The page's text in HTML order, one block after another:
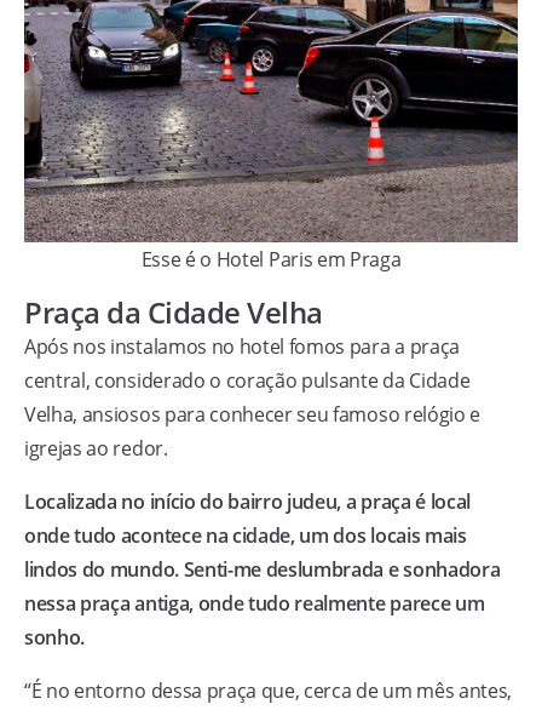
Esse é o Hotel Paris em Praga
Praça da Cidade Velha
Após nos instalamos no hotel fomos para a praça
central, considerado o coração pulsante da Cidade
Velha, ansiosos para conhecer seu famoso relógio e
igrejas ao redor.
Localizada no início do bairro judeu, a praça é local
onde tudo acontece na cidade, um dos locais mais
lindos do mundo. Senti-me deslumbrada e sonhadora
nessa praça antiga, onde tudo realmente parece um
sonho.
“É no entorno dessa praça que, cerca de um mês antes,